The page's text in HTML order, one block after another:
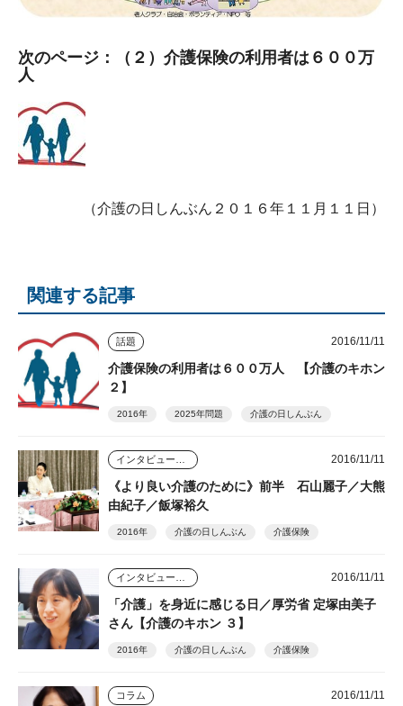
次のページ：（２）介護保険の利用者は６００万
人
（介護の日しんぶん２０１６年１１月１１日）
関連する記事
話題 2016/11/11
介護保険の利用者は６００万人 【介護のキホン
２】
2016年 2025年問題 介護の日しんぶん
2016/11/11
《より良い介護のために》前半 石山麗子／大熊
由紀子／飯塚裕久
2016年 介護の日しんぶん 介護保険
2016/11/11
「介護」を身近に感じる日／厚労省 定塚由美子
さん【介護のキホン ３】
2016年 介護の日しんぶん 介護保険
コラム 2016/11/11